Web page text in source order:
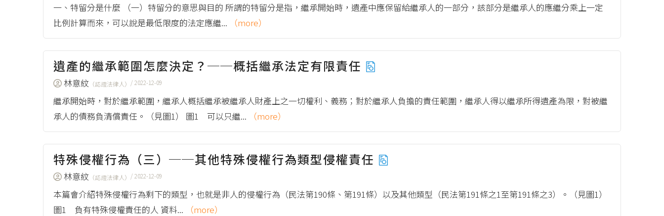
一、特留分是什麼 （一）特留分的意思與目的 所謂的特留分是指，繼承開始時，遺產中應保留給繼承人的一部分，該部分是繼承人的應繼分乘上一定
比例計算而來，可以說是最低限度的法定應繼...
（more）
遺產的繼承範圍怎麼決定？──概括繼承法定有限責任
林意紋 （認證法律人） / 2022-12-09
繼承開始時，對於繼承範圍，繼承人概括繼承被繼承人財產上之一切權利、義務；對於繼承人負擔的責任範圍，繼承人得以繼承所得遺產為限，對被繼
承人的債務負清償責任。（見圖1） 圖1 可以只繼...
（more）
特殊侵權行為（三）──其他特殊侵權行為類型侵權責任
林意紋 （認證法律人） / 2022-12-09
本篇會介紹特殊侵權行為剩下的類型，也就是非人的侵權行為（民法第190條、第191條）以及其他類型（民法第191條之1至第191條之3）。（見圖1）
圖1 負有特殊侵權責任的人 資料...
（more）